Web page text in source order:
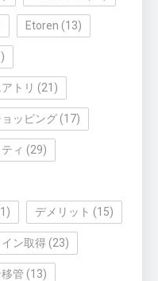
Etoren (13)
トリ (21)
ッピング (17)
ィ (29)
デメリット (15)
イン取得 (23)
移管 (13)